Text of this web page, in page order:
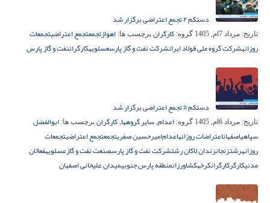
دستکم ۲ تجمع اعتراضی برگزار شد
تاریخ: مرداد 7ام, 1405 گروه: کارگران برچسب ها: اهوازتجمعتجمع اعتراضیتجمعات
روزانهشرکت گروه ملی فولاد ایرانشرکت نفت و گاز پارسعسلویهکارگراننفت و گاز پارس
دستکم ۱۱ تجمع اعتراضی برگزار شد
تاریخ: مرداد 6ام, 1405 گروه: اعدام, سایر گروهها, کارگران برچسب ها: ابوالفضل
سپاهیاصفهاناعتراضات روزانهاعدام‌امیرحسین صفریتجمعتجمع اعتراضیتجمعات
روزانهرشتزنجانزندان لاکان رشتشرکت نفت و گاز پارسصنعت نفت و گازعسلویهفعالان
مدنیکارگرکارگرانکرخهکشاورزانمنطقه پارس جنوبیمیدان علیخانی اصفهان